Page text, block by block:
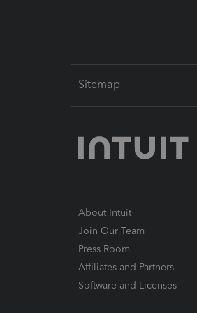
Sitemap
About Intuit
Join Our Team
Press Room
Affiliates and Partners
Software and Licenses